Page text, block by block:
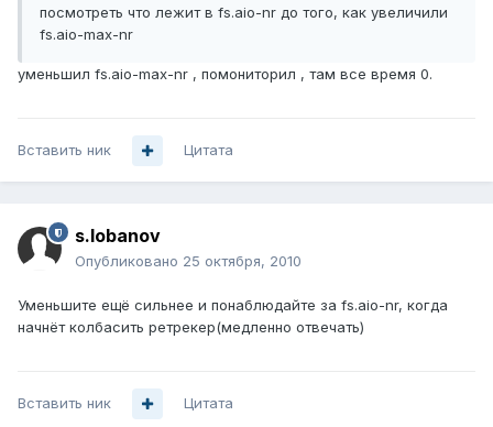
посмотреть что лежит в fs.aio-nr до того, как увеличили
fs.aio-max-nr
уменьшил fs.aio-max-nr , помониторил , там все время 0.
Вставить ник Цитата
s.lobanov
Опубликовано 25 октября, 2010
Уменьшите ещё сильнее и понаблюдайте за fs.aio-nr, когда
начнёт колбасить ретрекер(медленно отвечать)
Вставить ник Цитата